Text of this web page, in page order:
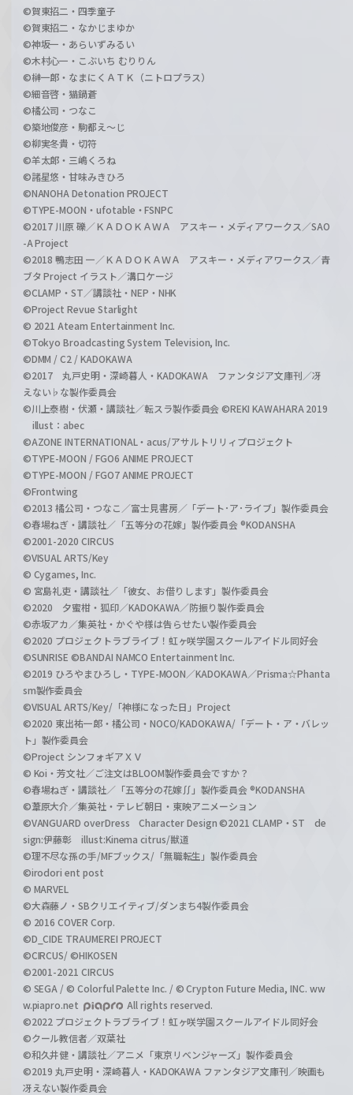
©賀東招二・四季童子
©賀東招二・なかじまゆか
©神坂一・あらいずみるい
©木村心一・こぶいち むりりん
©榊一郎・なまにくＡＴＫ（ニトロプラス）
©細音啓・猫鍋蒼
©橘公司・つなこ
©築地俊彦・駒都え～じ
©柳実冬貴・切符
©羊太郎・三嶋くろね
©諸星悠・甘味みきひろ
©NANOHA Detonation PROJECT
©TYPE-MOON・ufotable・FSNPC
©2017 川原 礫／ＫＡＤＯＫＡＷＡ アスキー・メディアワークス／SAO
-A Project
©2018 鴨志田 一／ＫＡＤＯＫＡＷＡ アスキー・メディアワークス／青
ブタ Project イラスト／溝口ケージ
©CLAMP・ST／講談社・NEP・NHK
©Project Revue Starlight
© 2021 Ateam Entertainment Inc.
©Tokyo Broadcasting System Television, Inc.
©DMM / C2 / KADOKAWA
©2017 丸戸史明・深崎暮人・KADOKAWA ファンタジア文庫刊／冴
えない♭な製作委員会
©川上泰樹・伏瀬・講談社／転スラ製作委員会 ©REKI KAWAHARA 2019
illust：abec
©AZONE INTERNATIONAL・acus/アサルトリリィプロジェクト
©TYPE-MOON / FGO6 ANIME PROJECT
©TYPE-MOON / FGO7 ANIME PROJECT
©Frontwing
©2013 橘公司・つなこ／富士見書房／「デート･ア･ライブ」製作委員会
©春場ねぎ・講談社／「五等分の花嫁」製作委員会 ®KODANSHA
©2001-2020 CIRCUS
©VISUAL ARTS/Key
© Cygames, Inc.
© 宮島礼吏・講談社／「彼女、お借りします」製作委員会
©2020 夕蜜柑・狐印／KADOKAWA／防振り製作委員会
©赤坂アカ／集英社・かぐや様は告らせたい製作委員会
©2020 プロジェクトラブライブ！虹ヶ咲学園スクールアイドル同好会
©SUNRISE ©BANDAI NAMCO Entertainment Inc.
©2019 ひろやまひろし・TYPE-MOON／KADOKAWA／Prisma☆Phanta
sm製作委員会
©VISUAL ARTS/Key/「神様になった日」Project
©2020 東出祐一郎・橘公司・NOCO/KADOKAWA/「デート・ア・バレッ
ト」製作委員会
©Project シンフォギアＸＶ
© Koi・芳文社／ご注文はBLOOM製作委員会ですか？
©春場ねぎ・講談社／「五等分の花嫁∬」製作委員会 ®KODANSHA
©葦原大介／集英社・テレビ朝日・東映アニメーション
©VANGUARD overDress Character Design ©2021 CLAMP・ST de
sign:伊藤彰 illust:Kinema citrus/獣道
©理不尽な孫の手/MFブックス/「無職転生」製作委員会
©irodori ent post
© MARVEL
©大森藤ノ・SBクリエイティブ/ダンまち4製作委員会
© 2016 COVER Corp.
©D_CIDE TRAUMEREI PROJECT
©CIRCUS/ ©HIKOSEN
©2001-2021 CIRCUS
© SEGA / © Colorful Palette Inc. / © Crypton Future Media, INC. ww
w.piapro.net
All rights reserved.
©2022 プロジェクトラブライブ！虹ヶ咲学園スクールアイドル同好会
©クール教信者／双葉社
©和久井健・講談社／アニメ「東京リベンジャーズ」製作委員会
©2019 丸戸史明・深崎暮人・KADOKAWA ファンタジア文庫刊／映画も
冴えない製作委員会